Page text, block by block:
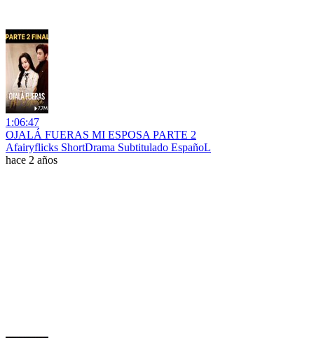
1:06:47
OJALÁ FUERAS MI ESPOSA PARTE 2
Afairyflicks ShortDrama Subtitulado EspañoL
hace 2 años